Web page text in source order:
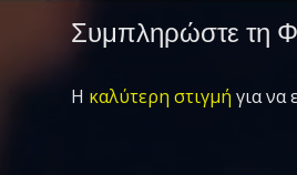
Συμπληρώστε τη
Η καλύτερη στιγμή για να